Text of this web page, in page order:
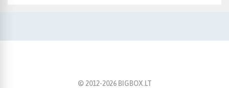
© 2012-2026BIGBOX.LT